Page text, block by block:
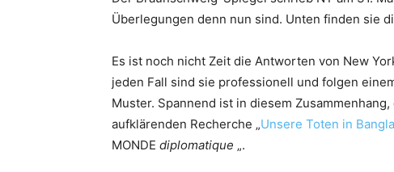
Überlegungen denn nun sind. Unten finden sie
Es ist noch nicht Zeit die Antworten von New
jeden Fall sind sie professionell und folgen
Muster. Spannend ist in diesem
aufklärenden Recherche „Unsere Toten in
MONDE diplomatique „.